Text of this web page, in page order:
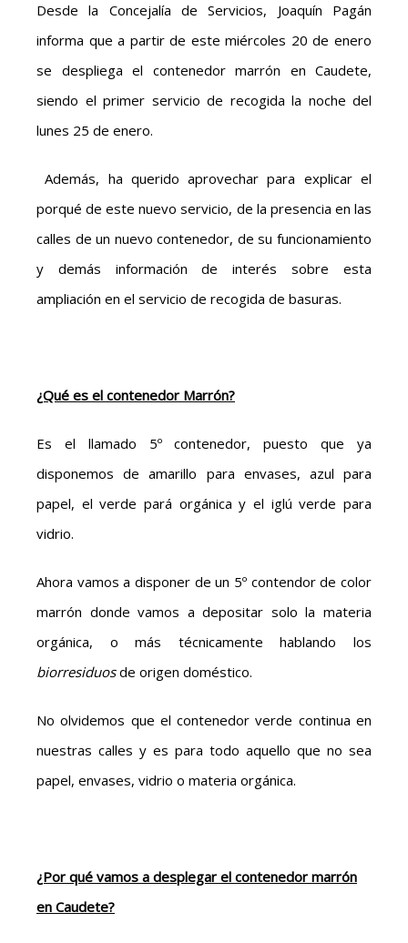
Desde la Concejalía de Servicios, Joaquín Pagán
informa que a partir de este miércoles 20 de enero
se despliega el contenedor marrón en Caudete,
siendo el primer servicio de recogida la noche del
lunes 25 de enero.
Además, ha querido aprovechar para explicar el
porqué de este nuevo servicio, de la presencia en las
calles de un nuevo contenedor, de su funcionamiento
y demás información de interés sobre esta
ampliación en el servicio de recogida de basuras.
¿Qué es el contenedor Marrón?
Es el llamado 5º contenedor, puesto que ya
disponemos de amarillo para envases, azul para
papel, el verde pará orgánica y el iglú verde para
vidrio.
Ahora vamos a disponer de un 5º contendor de color
marrón donde vamos a depositar solo la materia
orgánica, o más técnicamente hablando los
biorresiduosde origen doméstico.
No olvidemos que el contenedor verde continua en
nuestras calles y es para todo aquello que no sea
papel, envases, vidrio o materia orgánica.
¿Por qué vamos a desplegar el contenedor marrón
en Caudete?